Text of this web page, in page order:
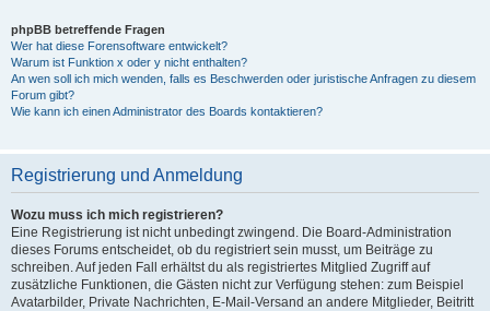
phpBB betreffende Fragen
Wer hat diese Forensoftware entwickelt?
Warum ist Funktion x oder y nicht enthalten?
An wen soll ich mich wenden, falls es Beschwerden oder juristische Anfragen zu diesem
Forum gibt?
Wie kann ich einen Administrator des Boards kontaktieren?
Registrierung und Anmeldung
Wozu muss ich mich registrieren?
Eine Registrierung ist nicht unbedingt zwingend. Die Board-Administration
dieses Forums entscheidet, ob du registriert sein musst, um Beiträge zu
schreiben. Auf jeden Fall erhältst du als registriertes Mitglied Zugriff auf
zusätzliche Funktionen, die Gästen nicht zur Verfügung stehen: zum Beispiel
Avatarbilder, Private Nachrichten, E-Mail-Versand an andere Mitglieder, Beitritt